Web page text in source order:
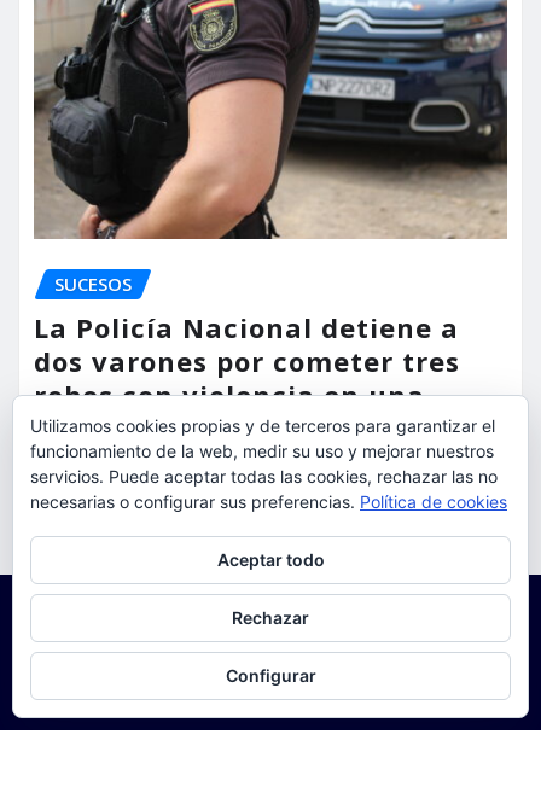
SUCESOS
La Policía Nacional detiene a
dos varones por cometer tres
robos con violencia en una
misma mañana
torrent al dia Ago 7, 2026
Utilizamos cookies propias y de terceros para garantizar el
funcionamiento de la web, medir su uso y mejorar nuestros
servicios. Puede aceptar todas las cookies, rechazar las no
necesarias o configurar sus preferencias. Política de cookies
Aceptar todo
Rechazar
Configurar
Para obtener más información, incluido cómo gestionar las cookies,